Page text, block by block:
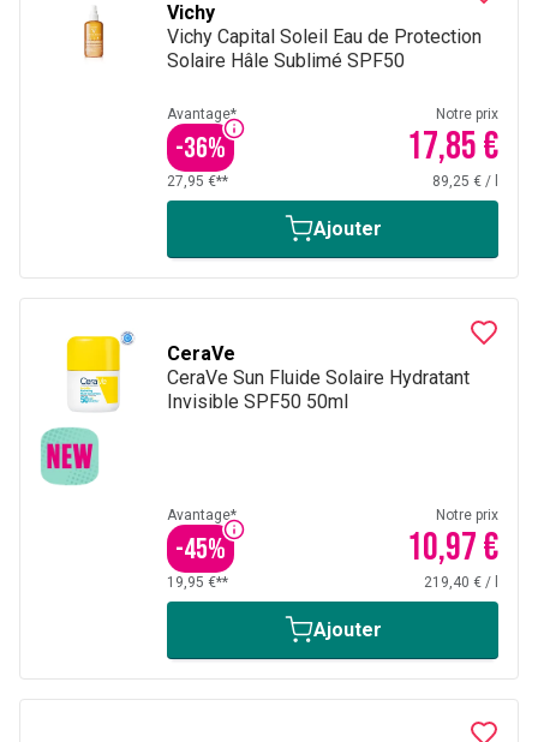
Vichy
Vichy Capital Soleil Eau de Protection
Solaire Hâle Sublimé SPF50
Avantage*
-36%
Notre prix
17,85 €
27,95 €** 89,25 € /
Ajouter
CeraVe
CeraVe Sun Fluide Solaire Hydratant
Invisible SPF50 50ml
Avantage*
-45%
Notre prix
10,97 €
19,95 €** 219,40 € /
Ajouter